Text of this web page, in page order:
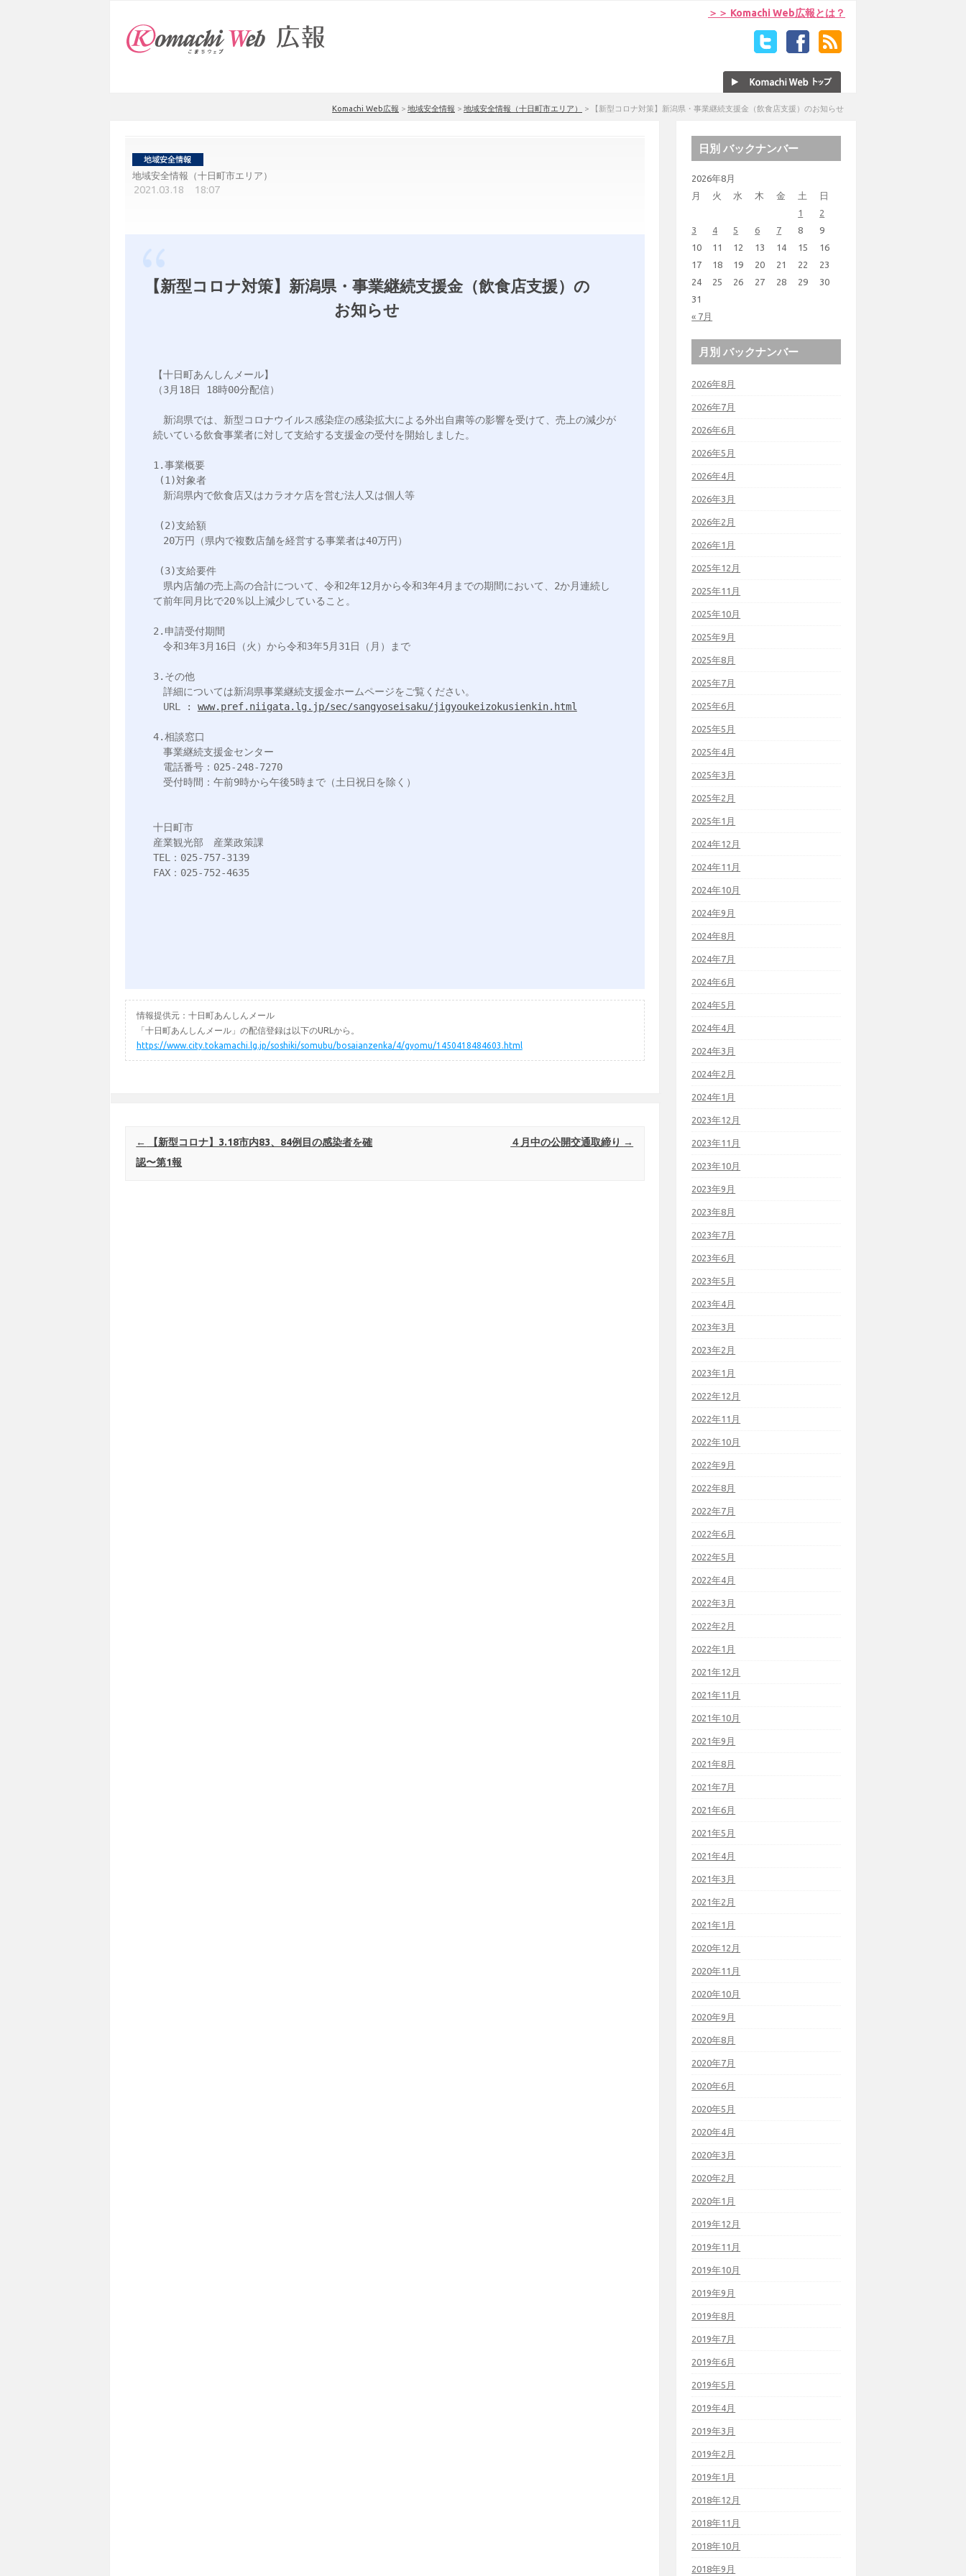
＞＞ Komachi Web広報とは？
Komachi Web広報 > 地域安全情報 > 地域安全情報（十日町市エリア） > 【新型コロナ対策】新潟県・事業継続支援金（飲食店支援）のお知らせ
地域安全情報（十日町市エリア）
2021.03.18 18:07
【新型コロナ対策】新潟県・事業継続支援金（飲食店支援）の
お知らせ
【十日町あんしんメール】
（3月18日 18時00分配信）
新潟県では、新型コロナウイルス感染症の感染拡大による外出自粛等の影響を受けて、売上の減少が
続いている飲食事業者に対して支給する支援金の受付を開始しました。
1.事業概要
新潟県内で飲食店又はカラオケ店を営む法人又は個人等
20万円（県内で複数店舗を経営する事業者は40万円）
県内店舗の売上高の合計について、令和2年12月から令和3年4月までの期間において、2か月連続し
て前年同月比で20％以上減少していること。
2.申請受付期間
令和3年3月16日（火）から令和3年5月31日（月）まで
3.その他
詳細については新潟県事業継続支援金ホームページをご覧ください。
URL : www.pref.niigata.lg.jp/sec/sangyoseisaku/jigyoukeizokusienkin.html
4.相談窓口
事業継続支援金センター
電話番号：025-248-7270
受付時間：午前9時から午後5時まで（土日祝日を除く）
十日町市
産業観光部　産業政策課
TEL：025-757-3139
FAX：025-752-4635
情報提供元：十日町あんしんメール
「十日町あんしんメール」の配信登録は以下のURLから。
https://www.city.tokamachi.lg.jp/soshiki/somubu/bosaianzenka/4/gyomu/1450418484603.html
Post navigation
←
【新型コロナ】3.18市内83、84例目の感染者を確
認〜第1報
４月中の公開交通取締り →
日別 バックナンバー
2026年8月
月
火 水 木 金 土 日
« 7月
1
2
3
4 5 6 7 8
9
10
11 12 13 14 15
16
17
18 19 20 21 22
23
24
25 26 27 28 29
30
31
月別 バックナンバー
2026年8月
2026年7月
2026年6月
2026年5月
2026年4月
2026年3月
2026年2月
2026年1月
2025年12月
2025年11月
2025年10月
2025年9月
2025年8月
2025年7月
2025年6月
2025年5月
2025年4月
2025年3月
2025年2月
2025年1月
2024年12月
2024年11月
2024年10月
2024年9月
2024年8月
2024年7月
2024年6月
2024年5月
2024年4月
2024年3月
2024年2月
2024年1月
2023年12月
2023年11月
2023年10月
2023年9月
2023年8月
2023年7月
2023年6月
2023年5月
2023年4月
2023年3月
2023年2月
2023年1月
2022年12月
2022年11月
2022年10月
2022年9月
2022年8月
2022年7月
2022年6月
2022年5月
2022年4月
2022年3月
2022年2月
2022年1月
2021年12月
2021年11月
2021年10月
2021年9月
2021年8月
2021年7月
2021年6月
2021年5月
2021年4月
2021年3月
2021年2月
2021年1月
2020年12月
2020年11月
2020年10月
2020年9月
2020年8月
2020年7月
2020年6月
2020年5月
2020年4月
2020年3月
2020年2月
2020年1月
2019年12月
2019年11月
2019年10月
2019年9月
2019年8月
2019年7月
2019年6月
2019年5月
2019年4月
2019年3月
2019年2月
2019年1月
2018年12月
2018年11月
2018年10月
2018年9月